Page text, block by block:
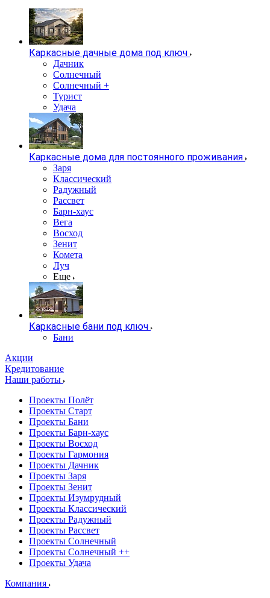
Каркасные дачные дома под ключ
Дачник
Солнечный
Солнечный +
Турист
Удача
Каркасные дома для постоянного проживания
Заря
Классический
Радужный
Рассвет
Барн-хаус
Вега
Восход
Зенит
Комета
Луч
Еще
Каркасные бани под ключ
Бани
Акции
Кредитование
Наши работы
Проекты Полёт
Проекты Старт
Проекты Бани
Проекты Барн-хаус
Проекты Восход
Проекты Гармония
Проекты Дачник
Проекты Заря
Проекты Зенит
Проекты Изумрудный
Проекты Классический
Проекты Радужный
Проекты Рассвет
Проекты Солнечный
Проекты Солнечный ++
Проекты Удача
Компания